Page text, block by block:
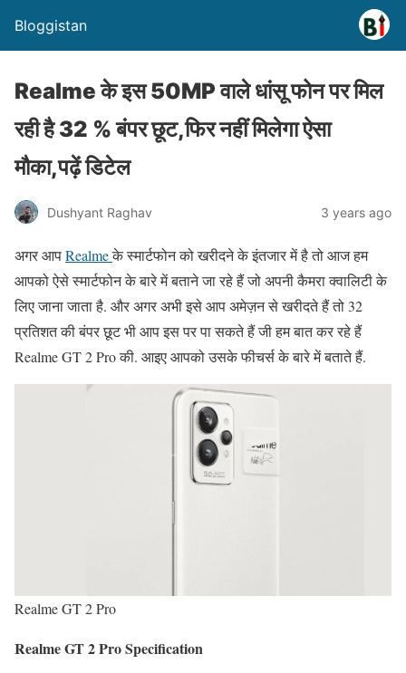
Bloggistan
Realme के इस 50MP वाले धांसू फोन पर मिल
रही है 32 % बंपर छूट,फिर नहीं मिलेगा ऐसा
मौका,पढ़ें डिटेल
Dushyant Raghav 3 years ago
अगर आपRealmeके स्मार्टफोन को खरीदने के इंतजार में है तो आज हम
आपको ऐसे स्मार्टफोन के बारे में बताने जा रहे हैं जो अपनी कैमरा क्वालिटी के
लिए जाना जाता है. और अगर अभी इसे आप अमेज़न से खरीदते हैं तो 32
प्रतिशत की बंपर छूट भी आप इस पर पा सकते हैं जी हम बात कर रहे हैं
Realme GT 2 Pro की. आइए आपको उसके फीचर्स के बारे में बताते हैं.
Realme GT 2 Pro
Realme GT 2 Pro Specification